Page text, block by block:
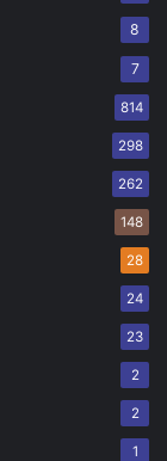
8
7
814
298
262
148
28
24
23
2
2
1